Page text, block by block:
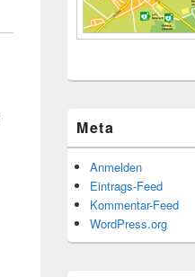
Meta
Anmelden
Eintrags-Feed
Kommentar-Feed
WordPress.org